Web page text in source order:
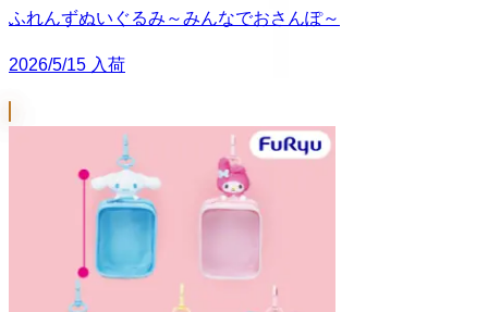
ふれんずぬいぐるみ～みんなでおさんぽ～
2026/5/15 入荷